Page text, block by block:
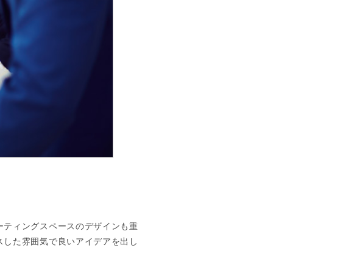
ィングスペースのデザインも重
た雰囲気で良いアイデアを出し